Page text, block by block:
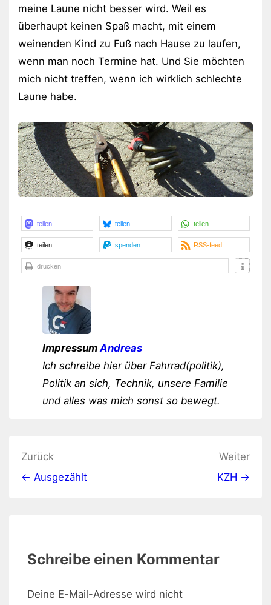
meine Laune nicht besser wird. Weil es
überhaupt keinen Spaß macht, mit einem
weinenden Kind zu Fuß nach Hause zu laufen,
wenn man noch Termine hat. Und Sie möchten
mich nicht treffen, wenn ich wirklich schlechte
Laune habe.
teilen teilen teilen
teilen spenden RSS-feed
drucken
ImpressumAndreas
Ich schreibe hier über Fahrrad(politik),
Politik an sich, Technik, unsere Familie
und alles was mich sonst so bewegt.
Beitragsnavigation
Zurück
← Ausgezählt
Weiter
KZH →
Schreibe einen Kommentar
Deine E-Mail-Adresse wird nicht